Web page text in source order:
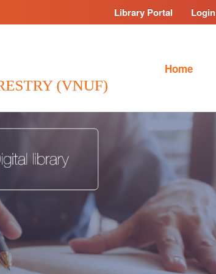
Library Portal Login
Home